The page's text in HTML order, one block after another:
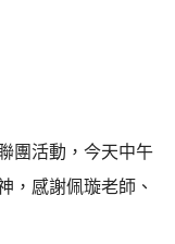
團活動，今天中午
，感謝佩璇老師、